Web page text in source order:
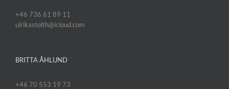
+46 736 61 89 11
ulrikastolth@icloud.com
BRITTA ÅHLUND
+46 70 553 19 73